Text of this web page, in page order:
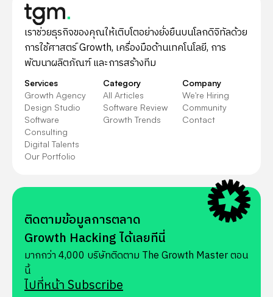
เราช่วยธุรกิจของคุณให้เติบโตอย่างยั่งยืนบนโลกดิจิทัลด้วย
การใช้ศาสตร์ Growth, เครื่องมือด้านเทคโนโลยี, การ
พัฒนาผลิตภัณฑ์ และการสร้างทีม
Services
Growth Agency
Design Studio
Software
Consulting
Digital Talents
Our Portfolio
Category
All Articles
Software Review
Growth Trends
Company
We're Hiring
Community
Contact
ติดตามข้อมูลการตลาด
Growth Hacking ได้เลยทีนี่
มากกว่า 4,000 บริษัทติดตาม The Growth Master ตอน
นี้
ไปที่หน้า Subscribe